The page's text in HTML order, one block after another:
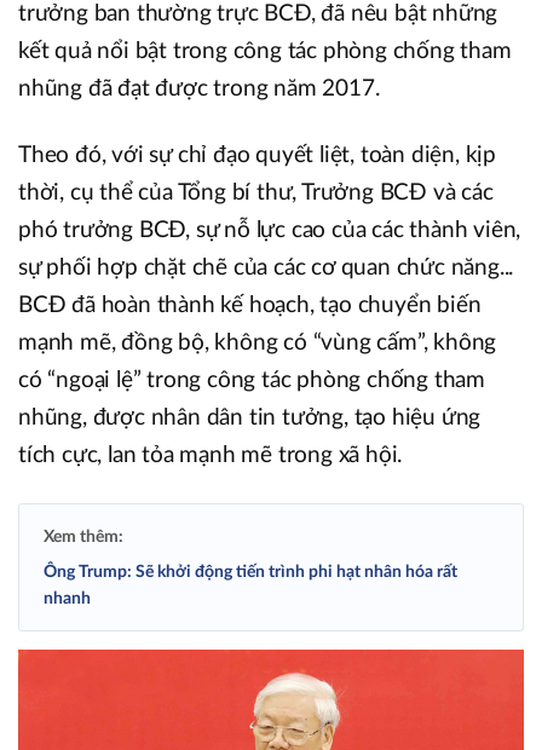
trưởng ban thường trực BCĐ, đã nêu bật những
kết quả nổi bật trong công tác phòng chống tham
nhũng đã đạt được trong năm 2017.
Theo đó, với sự chỉ đạo quyết liệt, toàn diện, kịp
thời, cụ thể của Tổng bí thư, Trưởng BCĐ và các
phó trưởng BCĐ, sự nỗ lực cao của các thành viên,
sự phối hợp chặt chẽ của các cơ quan chức năng...
BCĐ đã hoàn thành kế hoạch, tạo chuyển biến
mạnh mẽ, đồng bộ, không có “vùng cấm”, không
có “ngoại lệ” trong công tác phòng chống tham
nhũng, được nhân dân tin tưởng, tạo hiệu ứng
tích cực, lan tỏa mạnh mẽ trong xã hội.
Xem thêm:
Ông Trump: Sẽ khởi động tiến trình phi hạt nhân hóa rất
nhanh